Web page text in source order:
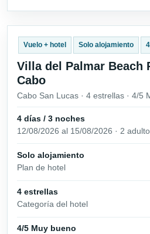
Vuelo + hotel Solo alojamiento
Villa del Palmar Beach
Cabo
Cabo San Lucas · 4 estrellas · 4/5
4 días / 3 noches
12/08/2026 al 15/08/2026 · 2
Solo alojamiento
Plan de hotel
4 estrellas
Categoría del hotel
4/5 Muy bueno